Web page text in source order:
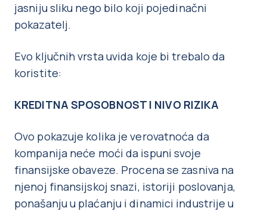
jasniju sliku nego bilo koji pojedinačni
pokazatelj.
Evo ključnih vrsta uvida koje bi trebalo da
koristite:
KREDITNA SPOSOBNOST I NIVO RIZIKA
Ovo pokazuje kolika je verovatnoća da
kompanija neće moći da ispuni svoje
finansijske obaveze. Procena se zasniva na
njenoj finansijskoj snazi, istoriji poslovanja,
ponašanju u plaćanju i dinamici industrije u